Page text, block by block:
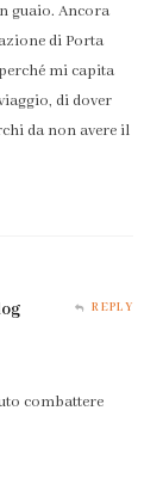
guaio. Ancora
di Porta
mi capita
di dover
da non avere il
REPLY
combattere